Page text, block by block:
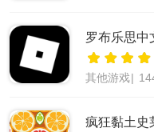
罗布乐思中
其他游戏|
疯狂黏土史